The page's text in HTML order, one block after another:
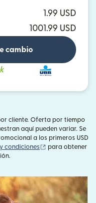
1.99 USD
1001.99 USD
cambio
cliente. Oferta por tiempo
aquí pueden variar. Se
a los primeros USD
condiciones (se abre en una
para obtener